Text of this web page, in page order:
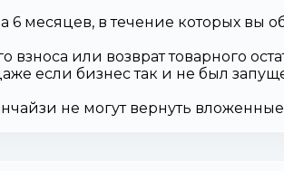
6 месяцев, в течение которых вы
взноса или возврат товарного
если бизнес так и не был
не могут вернуть